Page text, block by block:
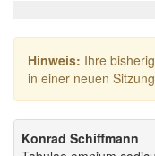
Hinweis: Ihre
in einer neuen
Konrad Schiffmann